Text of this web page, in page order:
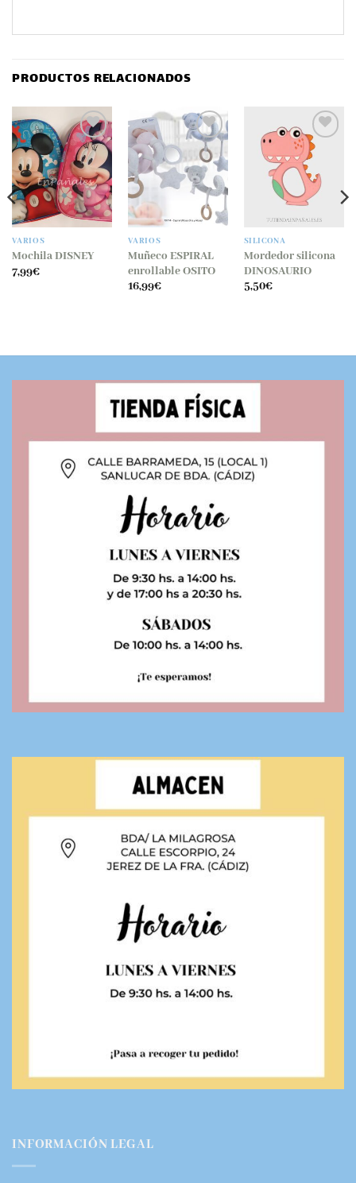
PRODUCTOS RELACIONADOS
Añadir
a la
lista
de
deseos
VARIOS
Mochila DISNEY
7,99€
Añadir
a la
lista
de
deseos
VARIOS
Muñeco ESPIRAL
enrollable OSITO
16,99€
Añadir
lista
de
deseos
SILICONA
Mordedor silicona
DINOSAURIO
5,50€
INFORMACIÓN LEGAL